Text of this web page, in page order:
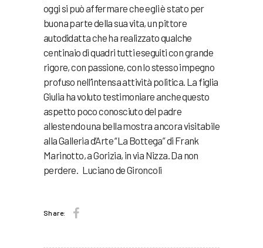
oggi si può affermare che egli è stato per
buona parte della sua vita, un pittore
autodidatta che ha realizzato qualche
centinaio di quadri tutti eseguiti con grande
rigore, con passione, con lo stesso impegno
profuso nell’intensa attività politica. La figlia
Giulia ha voluto testimoniare anche questo
aspetto poco conosciuto del padre
allestendo una bella mostra ancora visitabile
alla Galleria d’Arte “La Bottega” di Frank
Marinotto, a Gorizia, in via Nizza. Da non
perdere. Luciano de Gironcoli
Share: